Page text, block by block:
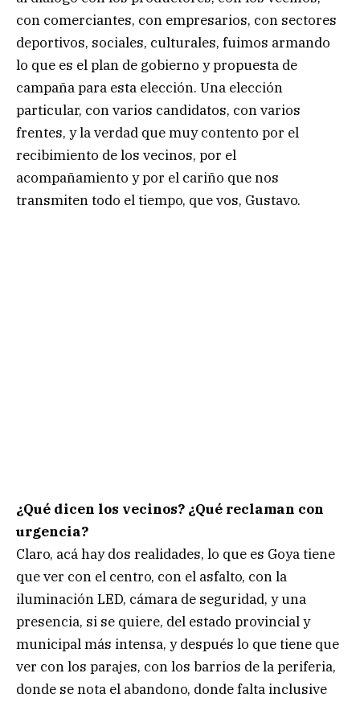
con comerciantes, con empresarios, con sectores
deportivos, sociales, culturales, fuimos armando
lo que es el plan de gobierno y propuesta de
campaña para esta elección. Una elección
particular, con varios candidatos, con varios
frentes, y la verdad que muy contento por el
recibimiento de los vecinos, por el
acompañamiento y por el cariño que nos
transmiten todo el tiempo, que vos, Gustavo.
¿Qué dicen los vecinos? ¿Qué reclaman con
urgencia?
Claro, acá hay dos realidades, lo que es Goya tiene
que ver con el centro, con el asfalto, con la
iluminación LED, cámara de seguridad, y una
presencia, si se quiere, del estado provincial y
municipal más intensa, y después lo que tiene que
ver con los parajes, con los barrios de la periferia,
donde se nota el abandono, donde falta inclusive